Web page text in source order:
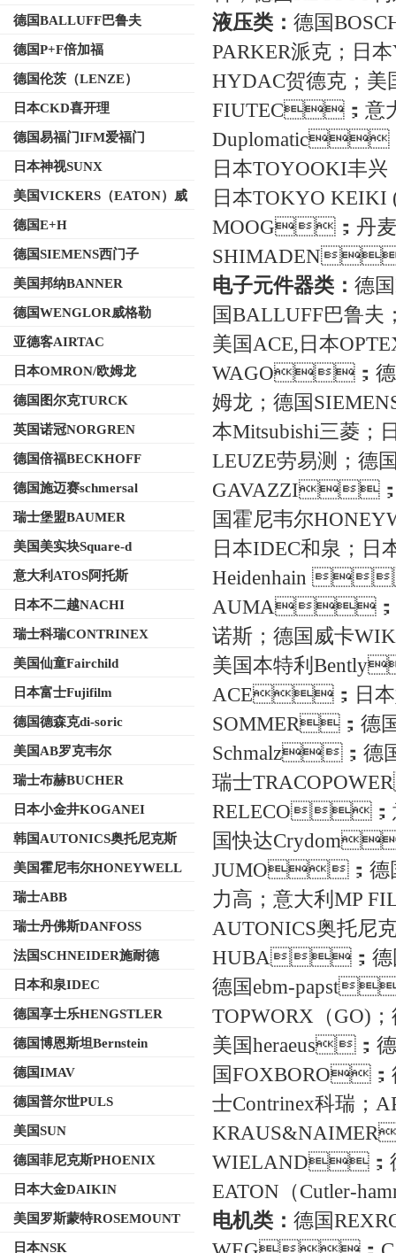
德国BALLUFF巴鲁夫
德国P+F倍加福
德国伦茨（LENZE）
日本CKD喜开理
德国易福门IFM爱福门
日本神视SUNX
美国VICKERS（EATON）威
格士
德国E+H
德国SIEMENS西门子
美国邦纳BANNER
德国WENGLOR威格勒
亚德客AIRTAC
日本OMRON/欧姆龙
德国图尔克TURCK
英国诺冠NORGREN
德国倍福BECKHOFF
德国施迈赛schmersal
瑞士堡盟BAUMER
美国美实块Square-d
意大利ATOS阿托斯
日本不二越NACHI
瑞士科瑞CONTRINEX
美国仙童Fairchild
日本富士Fujifilm
德国德森克di-soric
美国AB罗克韦尔
瑞士布赫BUCHER
日本小金井KOGANEI
韩国AUTONICS奥托尼克斯
美国霍尼韦尔HONEYWELL
瑞士ABB
瑞士丹佛斯DANFOSS
法国SCHNEIDER施耐德
日本和泉IDEC
德国享士乐HENGSTLER
德国博恩斯坦Bernstein
德国IMAV
德国普尔世PULS
美国SUN
德国菲尼克斯PHOENIX
日本大金DAIKIN
美国罗斯蒙特ROSEMOUNT
日本NSK
液压类： 德国
PARKER派克；日
HYDAC贺德克
FIUTEC；意
Duplomatic
日本TOYOOKI丰兴
日本TOKYO KEIKI
MOOG；丹
SHIMADEN
电子元件器类： 德国
国BALLUFF巴鲁夫
美国ACE,日本
WAGO；德
姆龙；德国
本Mitsubishi三菱；
LEUZE劳易测
GAVAZZI；日
国霍尼韦尔
日本IDEC和泉
Heidenhain 
AUMA；德
诺斯；德国威
美国本特利
ACE；日本
SOMMER；德
Schmalz；德国
瑞士
RELECO；
国快达Crydom
JUMO；德国
力高；意大
AUTONICS奥托尼
HUBA；德国
德国ebm-
TOPWORX（
美国heraeus
国FOXBORO
士Contrinex科瑞；
WIELAND；德
EATON（Cutler-
电机类： 德国